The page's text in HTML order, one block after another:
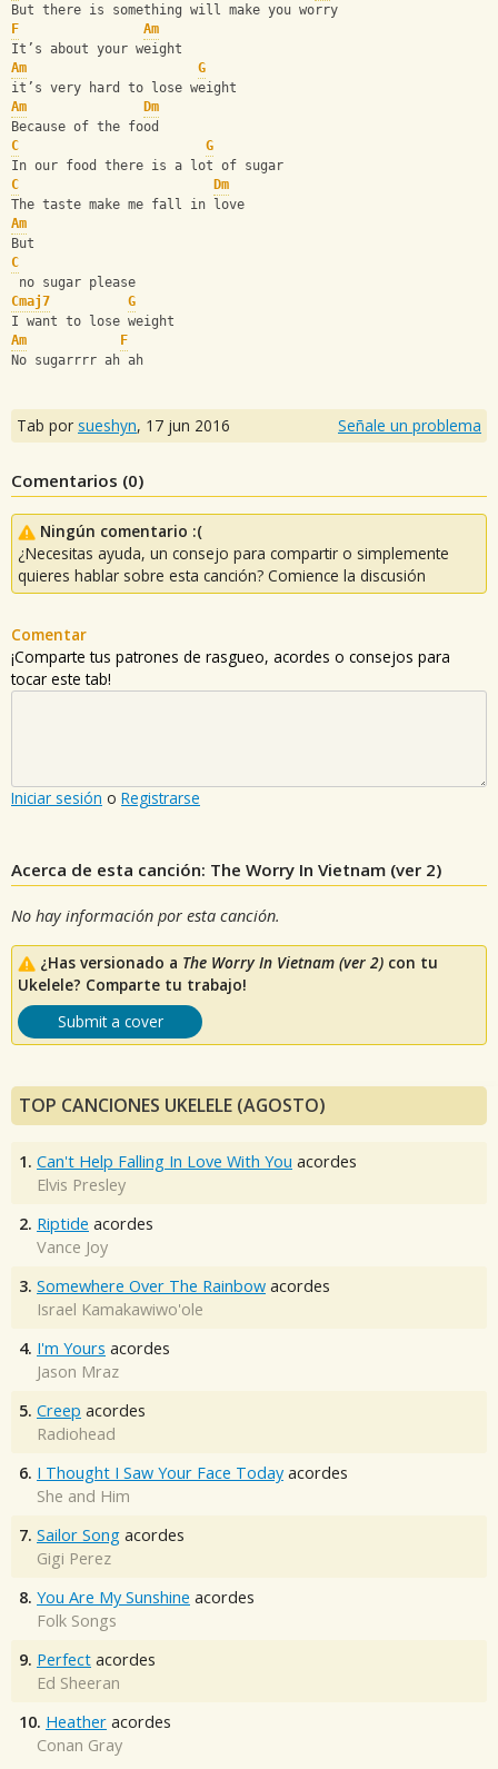
But there is something will make you worry
F
Am
It’s about your weight
Am
G
it’s very hard to lose weight
Am
Dm
Because of the food
C
G
In our food there is a lot of sugar
C
Dm
The taste make me fall in love
Am
But
C
no sugar please
Cmaj7
G
I want to lose weight
Am
F
No sugarrrr ah ah
Tab por sueshyn, 17 jun 2016 Señale un problema
Comentarios (0)
Ningún comentario :(
¿Necesitas ayuda, un consejo para compartir o simplemente
quieres hablar sobre esta canción? Comience la discusión
Comentar
¡Comparte tus patrones de rasgueo, acordes o consejos para
tocar este tab!
Iniciar sesión o Registrarse
Acerca de esta canción: The Worry In Vietnam (ver 2)
No hay información por esta canción.
¿Has versionado a The Worry In Vietnam (ver 2) con tu
Ukelele? Comparte tu trabajo!
Submit a cover
TOP CANCIONES UKELELE (AGOSTO)
1. Can't Help Falling In Love With You acordes
Elvis Presley
2. Riptide acordes
Vance Joy
3. Somewhere Over The Rainbow acordes
Israel Kamakawiwo'ole
4. I'm Yours acordes
Jason Mraz
5. Creep acordes
Radiohead
6. I Thought I Saw Your Face Today acordes
She and Him
7. Sailor Song acordes
Gigi Perez
8. You Are My Sunshine acordes
Folk Songs
9. Perfect acordes
Ed Sheeran
10. Heather acordes
Conan Gray